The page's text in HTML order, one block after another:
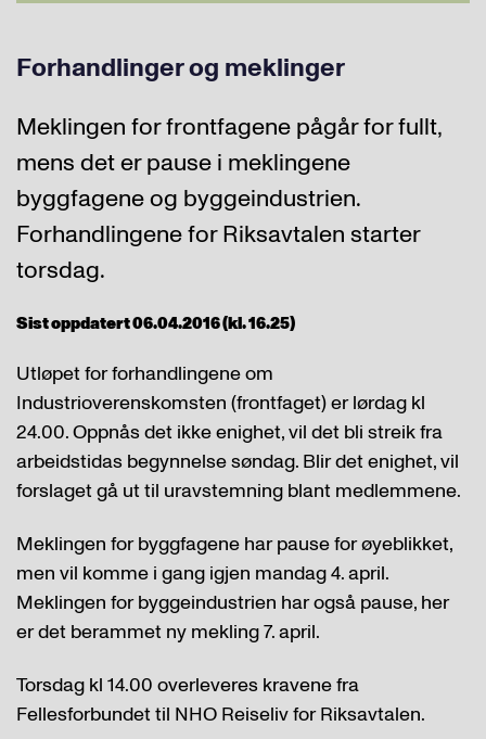
Forhandlinger og meklinger
Meklingen for frontfagene pågår for fullt,
mens det er pause i meklingene
byggfagene og byggeindustrien.
Forhandlingene for Riksavtalen starter
torsdag.
Sist oppdatert 06.04.2016 (kl. 16.25)
Utløpet for forhandlingene om
Industrioverenskomsten (frontfaget) er lørdag kl
24.00. Oppnås det ikke enighet, vil det bli streik fra
arbeidstidas begynnelse søndag. Blir det enighet, vil
forslaget gå ut til uravstemning blant medlemmene.
Meklingen for byggfagene har pause for øyeblikket,
men vil komme i gang igjen mandag 4. april.
Meklingen for byggeindustrien har også pause, her
er det berammet ny mekling 7. april.
Torsdag kl 14.00 overleveres kravene fra
Fellesforbundet til NHO Reiseliv for Riksavtalen.